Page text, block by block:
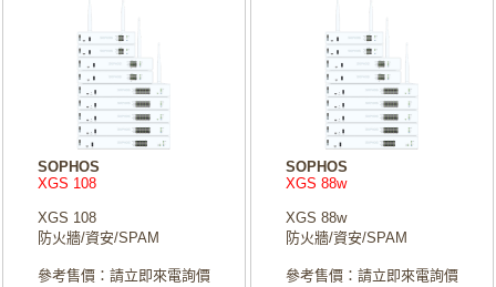
SOPHOS
XGS 108
XGS 108
防火牆/資安/SPAM
參考售價：請立即來電詢價
SOPHOS
XGS 88w
XGS 88w
防火牆/資安/SPAM
參考售價：請立即來電詢價